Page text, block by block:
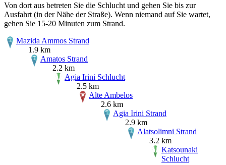
Von dort aus betreten Sie die Schlucht und gehen Sie bis zur
Ausfahrt (in der Nähe der Straße). Wenn niemand auf Sie wartet,
gehen Sie 15-20 Minuten zum Strand.
Mazida Ammos Strand
1.9 km
Amatos Strand
2.2 km
Agia Irini Schlucht
2.5 km
Alte Ambelos
2.6 km
Agia Irini Strand
2.9 km
Alatsolimni Strand
3.2 km
Katsounaki
Schlucht